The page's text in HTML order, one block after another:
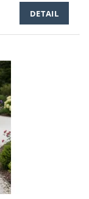
DETAIL